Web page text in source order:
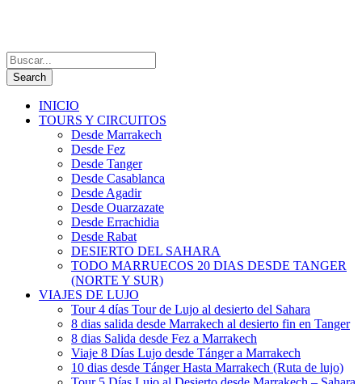
INICIO
TOURS Y CIRCUITOS
Desde Marrakech
Desde Fez
Desde Tanger
Desde Casablanca
Desde Agadir
Desde Ouarzazate
Desde Errachidia
Desde Rabat
DESIERTO DEL SAHARA
TODO MARRUECOS 20 DIAS DESDE TANGER
(NORTE Y SUR)
VIAJES DE LUJO
Tour 4 días Tour de Lujo al desierto del Sahara
8 dias salida desde Marrakech al desierto fin en Tanger
8 dias Salida desde Fez a Marrakech
Viaje 8 Días Lujo desde Tánger a Marrakech
10 dias desde Tánger Hasta Marrakech (Ruta de lujo)